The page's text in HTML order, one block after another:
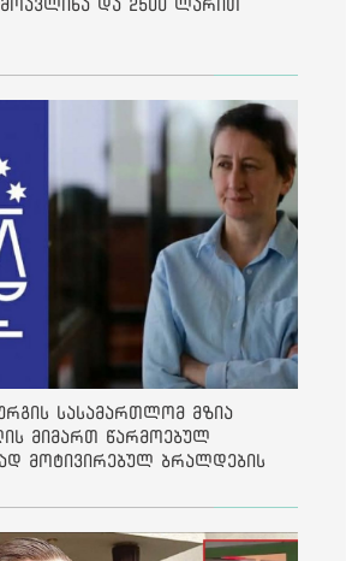
და 2500 ლარით
სასამართლომ მზია
მიმართ წარმოებულ
მოტივირებულ ბრალდების